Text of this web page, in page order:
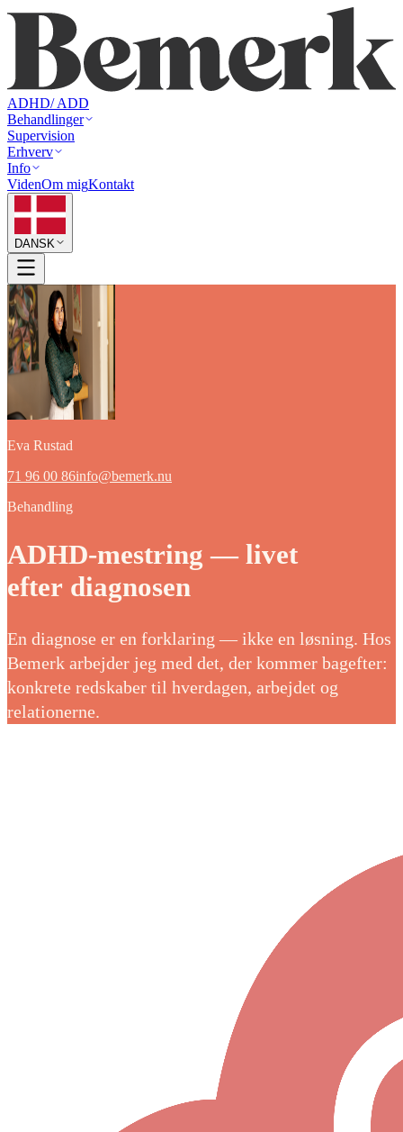
ADHD/ ADD
Behandlinger
Supervision
Erhverv
Info
VidenOm migKontakt
DANSK
Eva Rustad
71 96 00 86info@bemerk.nu
Behandling
ADHD-mestring — livet
efter diagnosen
En diagnose er en forklaring — ikke en løsning. Hos
Bemerk arbejder jeg med det, der kommer bagefter:
konkrete redskaber til hverdagen, arbejdet og
relationerne.